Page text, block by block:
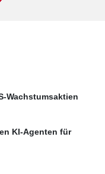
Wachstumsaktien
KI-Agenten für